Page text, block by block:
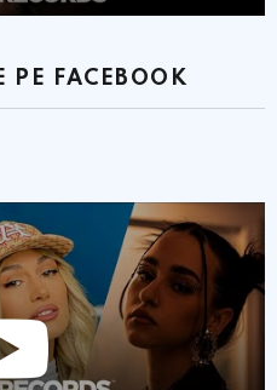
PE FACEBOOK